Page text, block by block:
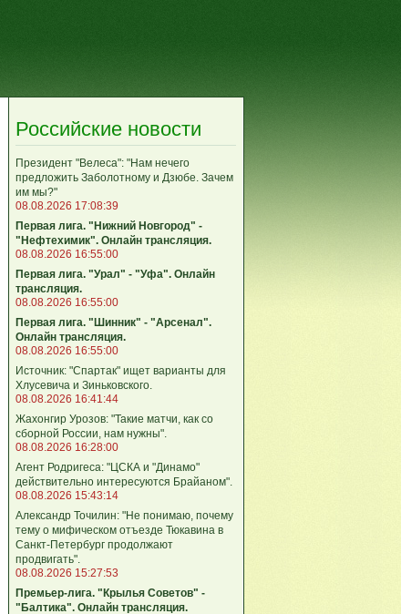
Российские новости
Президент "Велеса": "Нам нечего
предложить Заболотному и Дзюбе. Зачем
им мы?"
08.08.2026 17:08:39
Первая лига. "Нижний Новгород" -
"Нефтехимик". Онлайн трансляция.
08.08.2026 16:55:00
Первая лига. "Урал" - "Уфа". Онлайн
трансляция.
08.08.2026 16:55:00
Первая лига. "Шинник" - "Арсенал".
Онлайн трансляция.
08.08.2026 16:55:00
Источник: "Спартак" ищет варианты для
Хлусевича и Зиньковского.
08.08.2026 16:41:44
Жахонгир Урозов: "Такие матчи, как со
сборной России, нам нужны".
08.08.2026 16:28:00
Агент Родригеса: "ЦСКА и "Динамо"
действительно интересуются Брайаном".
08.08.2026 15:43:14
Александр Точилин: "Не понимаю, почему
тему о мифическом отъезде Тюкавина в
Санкт-Петербург продолжают
продвигать".
08.08.2026 15:27:53
Премьер-лига. "Крылья Советов" -
"Балтика". Онлайн трансляция.